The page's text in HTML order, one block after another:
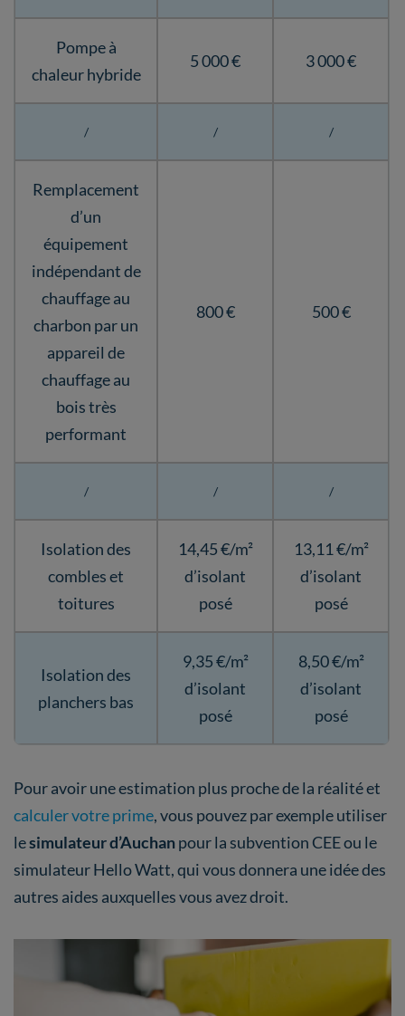
Pompe à
chaleur hybride
5 000 € 3 000 €
/ / /
Remplacement
d’un
équipement
indépendant de
chauffage au
charbon par un
appareil de
chauffage au
bois très
performant
800 € 500 €
/ / /
Isolation des
combles et
toitures
14,45 €/m²
d’isolant
posé
13,11 €/m²
d’isolant
posé
Isolation des
planchers bas
9,35 €/m²
d’isolant
posé
8,50 €/m²
d’isolant
posé
Pour avoir une estimation plus proche de la réalité et
calculer votre prime, vous pouvez par exemple utiliser
lesimulateur d’Auchanpour la subvention CEE ou le
simulateur Hello Watt, qui vous donnera une idée des
autres aides auxquelles vous avez droit.